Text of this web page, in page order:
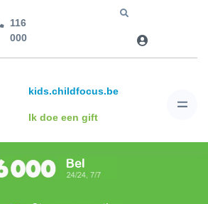
116
000
kids.childfocus.be
Ik doe een gift